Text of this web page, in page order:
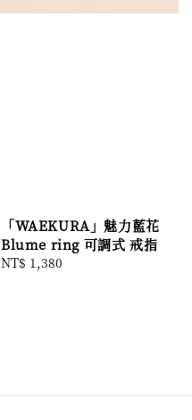
「WAEKURA」魅力藍花
Blume ring 可調式 戒指
Regular
NT$ 1,380